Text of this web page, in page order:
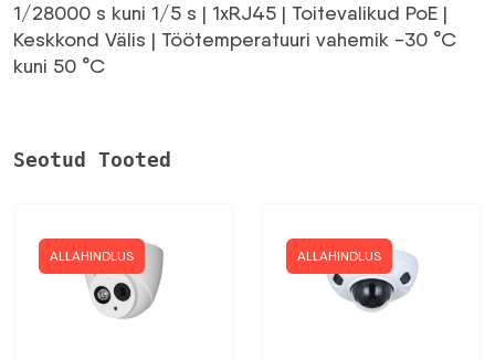
1/28000 s kuni 1/5 s | 1xRJ45 | Toitevalikud PoE |
Keskkond Välis | Töötemperatuuri vahemik -30 °C
kuni 50 °C
Seotud Tooted
ALLAHINDLUS ALLAHINDLUS